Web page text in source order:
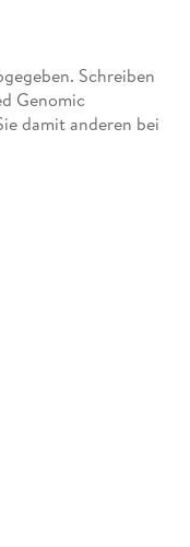
and MERS
Schreiben
Genomic
damit anderen bei